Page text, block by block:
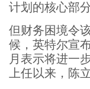
计划的核心部分
但财务困境令
候，英特尔宣
月表示将进一
上任以来，陈